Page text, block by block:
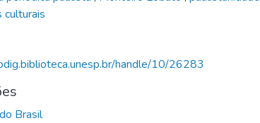
culturais
handle/10/26283
Brasil